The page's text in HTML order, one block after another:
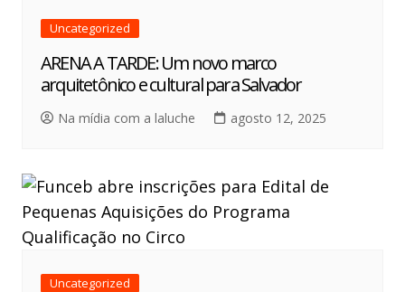
Uncategorized
ARENA A TARDE: Um novo marco
arquitetônico e cultural para Salvador
Na mídia com a laluche agosto 12, 2025
Uncategorized